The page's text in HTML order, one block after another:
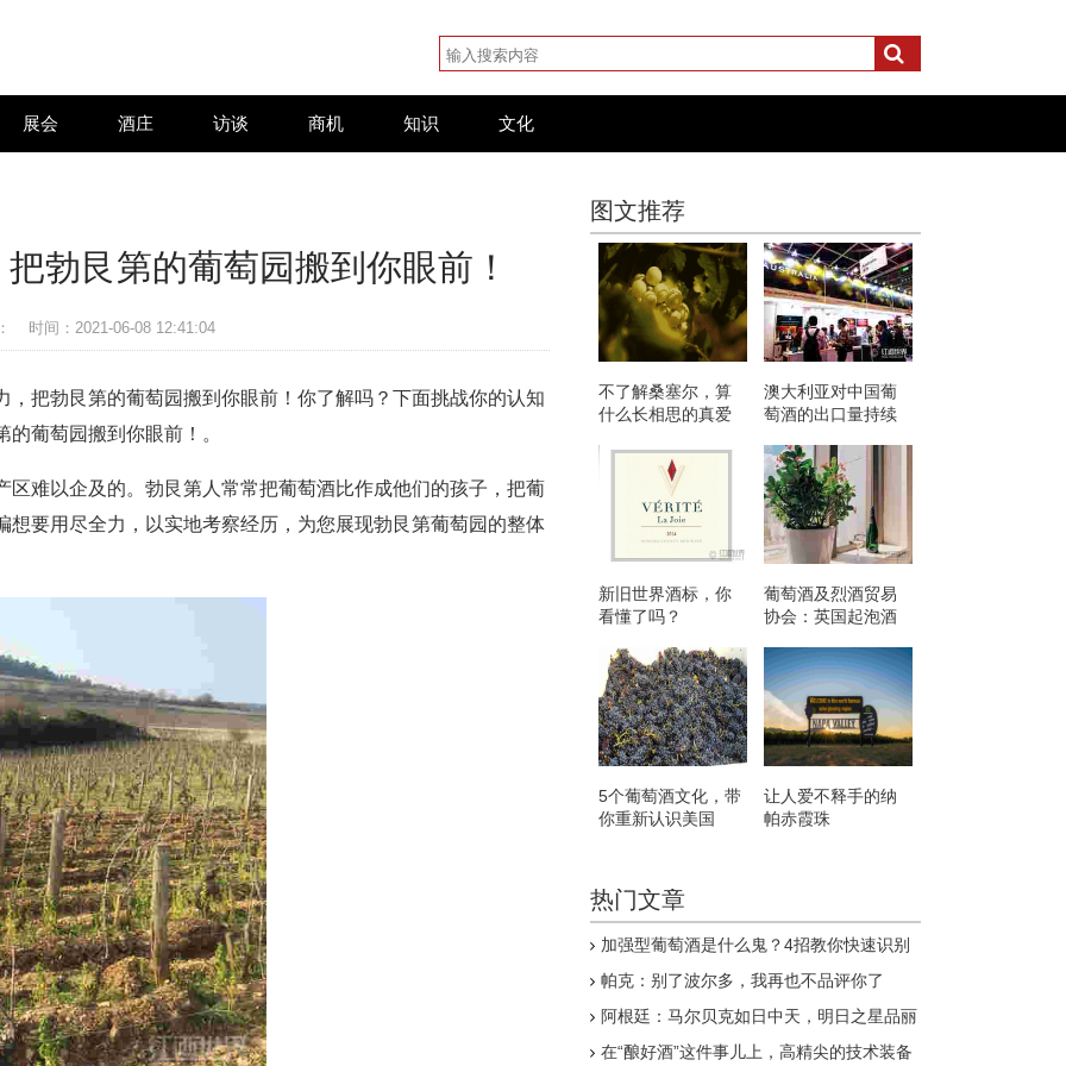
展会 酒庄 访谈 商机 知识 文化
勃艮第的葡萄园搬到你眼前！
时间：2021-06-08 12:41:04
把勃艮第的葡萄园搬到你眼前！你了解吗？下面挑战你的认知
葡萄园搬到你眼前！。
难以企及的。勃艮第人常常把葡萄酒比作成他们的孩子，把葡
要用尽全力，以实地考察经历，为您展现勃艮第葡萄园的整体
图文推荐
不了解桑塞尔，算
什么长相思的真爱
澳大利亚对中国葡
萄酒的出口量持续
新旧世界酒标，你
看懂了吗？
葡萄酒及烈酒贸易
协会：英国起泡酒
5个葡萄酒文化，带
你重新认识美国
让人爱不释手的纳
帕赤霞珠
热门文章
加强型葡萄酒是什么鬼？4招教你快速识别
帕克：别了波尔多，我再也不品评你了
阿根廷：马尔贝克如日中天，明日之星品丽
在“酿好酒”这件事儿上，高精尖的技术装备